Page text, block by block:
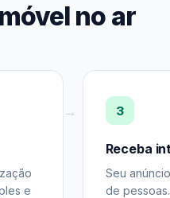
no ar
e
3
Receba
Seu
de